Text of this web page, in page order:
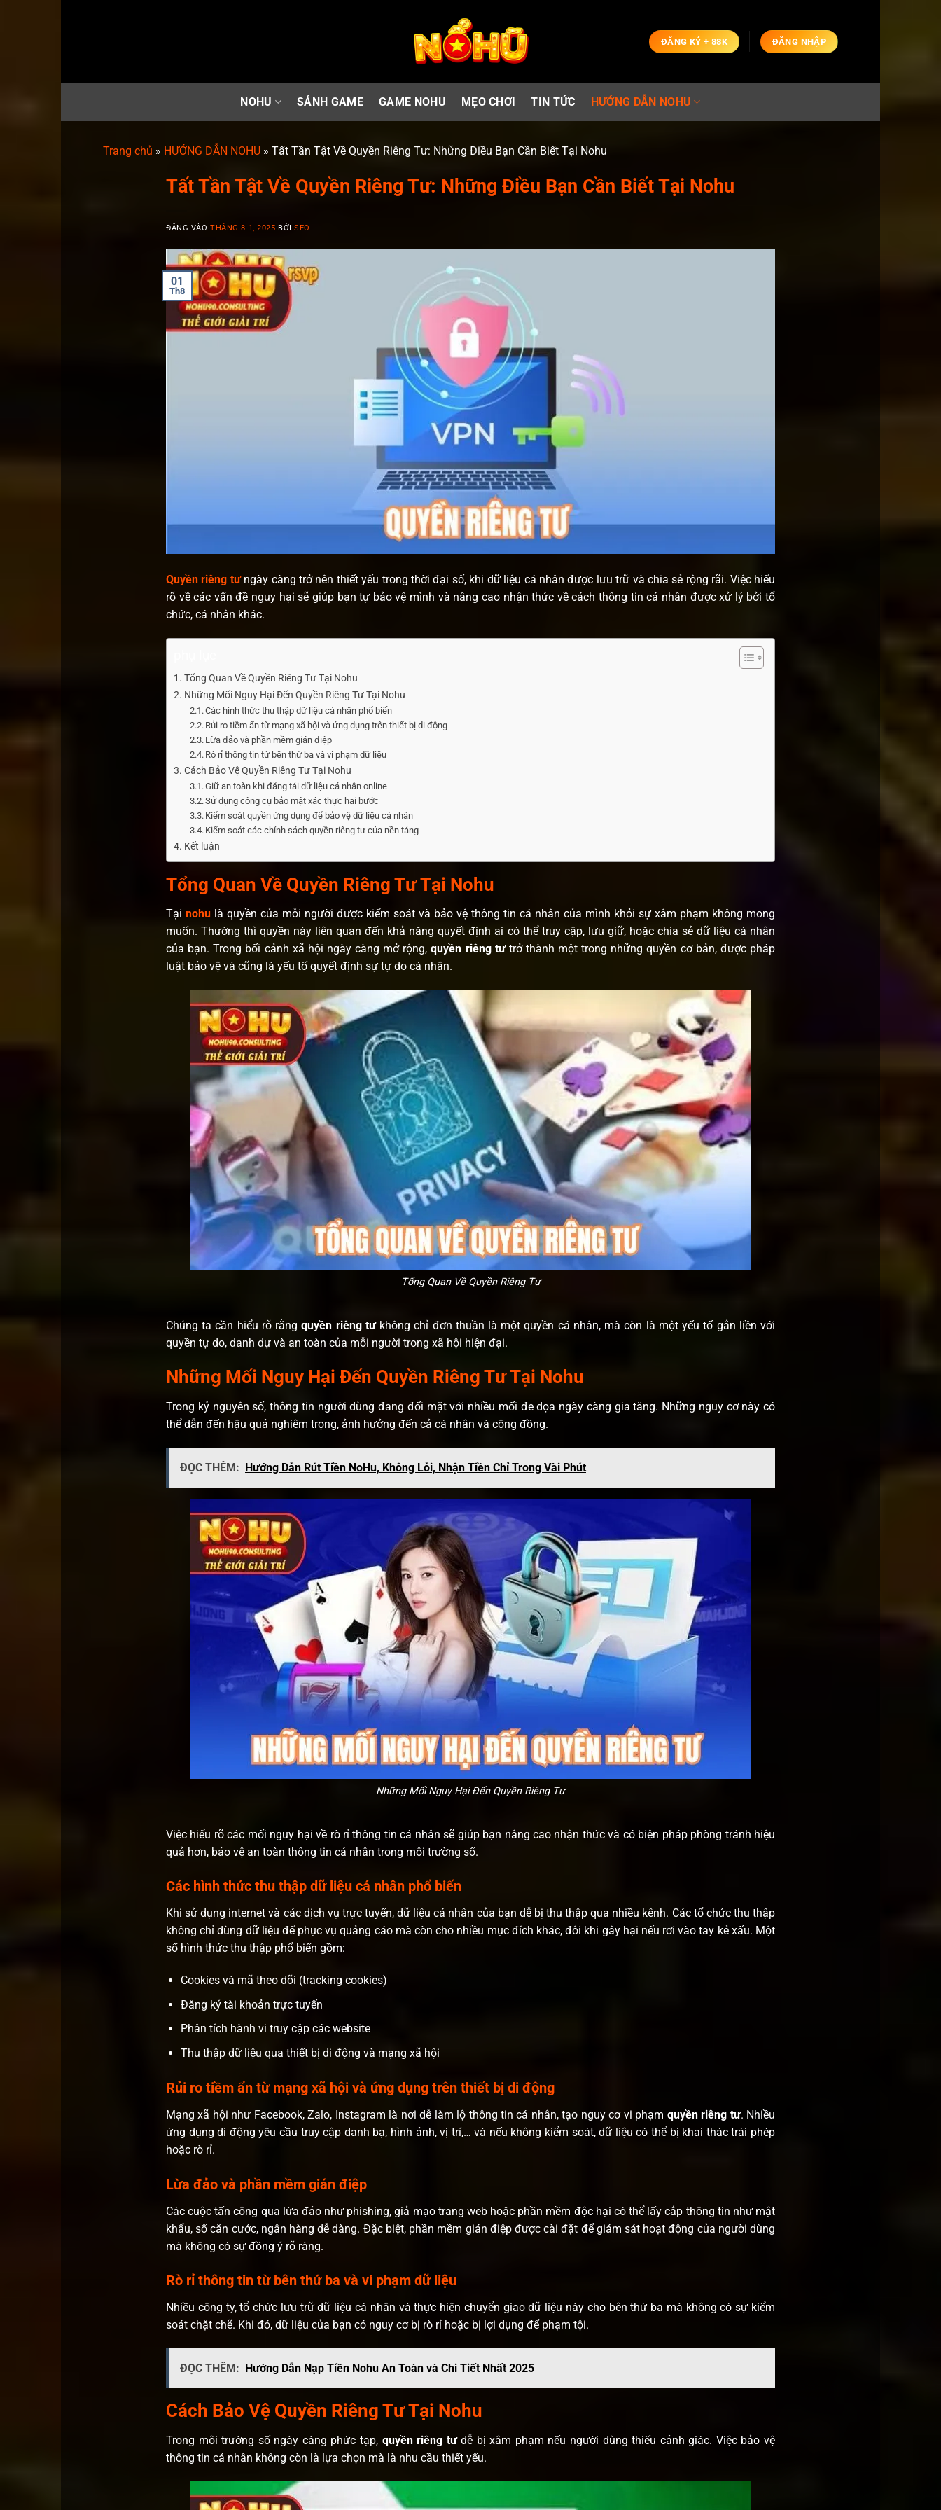
ĐĂNG KÝ + 88K ĐĂNG NHẬP
NOHU SẢNH GAME GAME NOHU MẸO CHƠI TIN TỨC HƯỚNG DẪN NOHU
Trang chủ » HƯỚNG DẪN NOHU » Tất Tần Tật Về Quyền Riêng Tư: Những Điều Bạn Cần Biết Tại Nohu
Tất Tần Tật Về Quyền Riêng Tư: Những Điều Bạn Cần Biết Tại Nohu
ĐĂNG VÀOTHÁNG 8 1, 2025 BỞISEO
01
Th8
Quyền riêng tưngày càng trở nên thiết yếu trong thời đại số, khi dữ liệu cá nhân được lưu trữ và chia sẻ rộng rãi. Việc hiểu
rõ về các vấn đề nguy hại sẽ giúp bạn tự bảo vệ mình và nâng cao nhận thức về cách thông tin cá nhân được xử lý bởi tổ
chức, cá nhân khác.
Tổng Quan Về Quyền Riêng Tư Tại Nohu
Những Mối Nguy Hại Đến Quyền Riêng Tư Tại Nohu
Các hình thức thu thập dữ liệu cá nhân phổ biến
Rủi ro tiềm ẩn từ mạng xã hội và ứng dụng trên thiết bị di động
Lừa đảo và phần mềm gián điệp
Rò rỉ thông tin từ bên thứ ba và vi phạm dữ liệu
Cách Bảo Vệ Quyền Riêng Tư Tại Nohu
Giữ an toàn khi đăng tải dữ liệu cá nhân online
Sử dụng công cụ bảo mật xác thực hai bước
Kiểm soát quyền ứng dụng để bảo vệ dữ liệu cá nhân
Kiểm soát các chính sách quyền riêng tư của nền tảng
Kết luận
Tổng Quan Về Quyền Riêng Tư Tại Nohu
Tại nohu là quyền của mỗi người được kiểm soát và bảo vệ thông tin cá nhân của mình khỏi sự xâm phạm không mong
muốn. Thường thì quyền này liên quan đến khả năng quyết định ai có thể truy cập, lưu giữ, hoặc chia sẻ dữ liệu cá nhân
của bạn. Trong bối cảnh xã hội ngày càng mở rộng,quyền riêng tư trở thành một trong những quyền cơ bản, được pháp
luật bảo vệ và cũng là yếu tố quyết định sự tự do cá nhân.
Tổng Quan Về Quyền Riêng Tư
Chúng ta cần hiểu rõ rằngquyền riêng tưkhông chỉ đơn thuần là một quyền cá nhân, mà còn là một yếu tố gắn liền với
quyền tự do, danh dự và an toàn của mỗi người trong xã hội hiện đại.
Những Mối Nguy Hại Đến Quyền Riêng Tư Tại Nohu
Trong kỷ nguyên số, thông tin người dùng đang đối mặt với nhiều mối đe dọa ngày càng gia tăng. Những nguy cơ này có
thể dẫn đến hậu quả nghiêm trọng, ảnh hưởng đến cả cá nhân và cộng đồng.
ĐỌC THÊM: Hướng Dẫn Rút Tiền NoHu, Không Lỗi, Nhận Tiền Chỉ Trong Vài Phút
Những Mối Nguy Hại Đến Quyền Riêng Tư
Việc hiểu rõ các mối nguy hại về rò rỉ thông tin cá nhân sẽ giúp bạn nâng cao nhận thức và có biện pháp phòng tránh hiệu
quả hơn, bảo vệ an toàn thông tin cá nhân trong môi trường số.
Các hình thức thu thập dữ liệu cá nhân phổ biến
Khi sử dụng internet và các dịch vụ trực tuyến, dữ liệu cá nhân của bạn dễ bị thu thập qua nhiều kênh. Các tổ chức thu thập
không chỉ dùng dữ liệu để phục vụ quảng cáo mà còn cho nhiều mục đích khác, đôi khi gây hại nếu rơi vào tay kẻ xấu. Một
số hình thức thu thập phổ biến gồm:
Cookies và mã theo dõi (tracking cookies)
Đăng ký tài khoản trực tuyến
Phân tích hành vi truy cập các website
Thu thập dữ liệu qua thiết bị di động và mạng xã hội
Rủi ro tiềm ẩn từ mạng xã hội và ứng dụng trên thiết bị di động
Mạng xã hội như Facebook, Zalo, Instagram là nơi dễ làm lộ thông tin cá nhân, tạo nguy cơ vi phạm quyền riêng tư. Nhiều
ứng dụng di động yêu cầu truy cập danh bạ, hình ảnh, vị trí,… và nếu không kiểm soát, dữ liệu có thể bị khai thác trái phép
hoặc rò rỉ.
Lừa đảo và phần mềm gián điệp
Các cuộc tấn công qua lừa đảo như phishing, giả mạo trang web hoặc phần mềm độc hại có thể lấy cắp thông tin như mật
khẩu, số căn cước, ngân hàng dễ dàng. Đặc biệt, phần mềm gián điệp được cài đặt để giám sát hoạt động của người dùng
mà không có sự đồng ý rõ ràng.
Rò rỉ thông tin từ bên thứ ba và vi phạm dữ liệu
Nhiều công ty, tổ chức lưu trữ dữ liệu cá nhân và thực hiện chuyển giao dữ liệu này cho bên thứ ba mà không có sự kiểm
soát chặt chẽ. Khi đó, dữ liệu của bạn có nguy cơ bị rò rỉ hoặc bị lợi dụng để phạm tội.
ĐỌC THÊM: Hướng Dẫn Nạp Tiền Nohu An Toàn và Chi Tiết Nhất 2025
Cách Bảo Vệ Quyền Riêng Tư Tại Nohu
Trong môi trường số ngày càng phức tạp, quyền riêng tưdễ bị xâm phạm nếu người dùng thiếu cảnh giác. Việc bảo vệ
thông tin cá nhân không còn là lựa chọn mà là nhu cầu thiết yếu.